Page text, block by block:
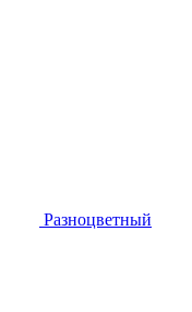
Разноцветный